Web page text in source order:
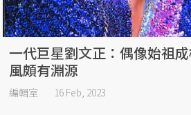
一代巨星劉文正：偶像始祖
風頗有淵源
編輯室 16 Feb, 2023